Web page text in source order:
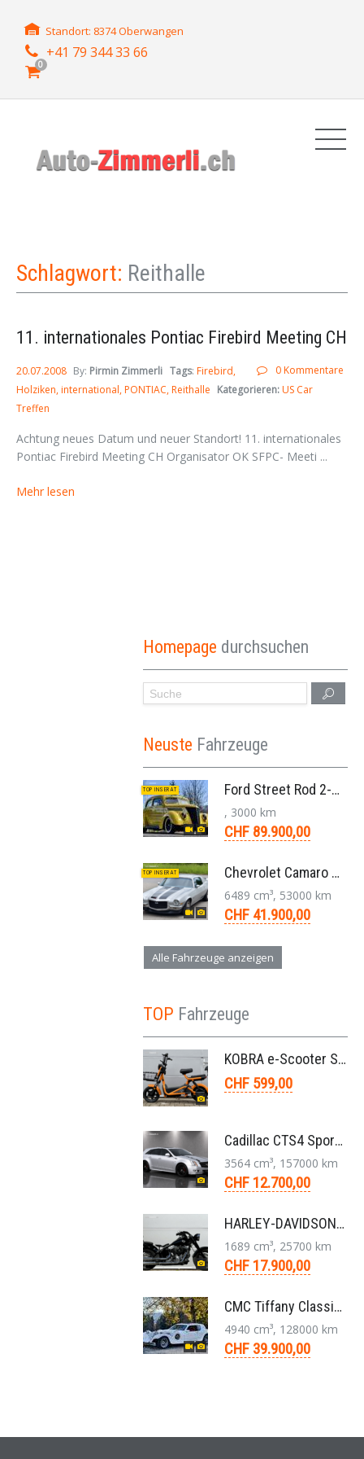
Standort: 8374 Oberwangen
+41 79 344 33 66
0
Schlagwort: Reithalle
11. internationales Pontiac Firebird Meeting CH
0 Kommentare
20.07.2008 By: Pirmin Zimmerli Tags: Firebird
Holziken international PONTIAC Reithalle Kategorieren:US Car
Treffen
Achtung neues Datum und neuer Standort! 11. internationales
Pontiac Firebird Meeting CH Organisator OK SFPC- Meeti ...
Mehr lesen
Homepage durchsuchen
Neuste Fahrzeuge
TOP INSERAT Ford Street Rod 2-Door V8 Aut. 1937
, 3000 km
CHF 89.900,00
TOP INSERAT Chevrolet Camaro SS 396 LS3 Coupe Aut. 1971
6489 cm³, 53000 km
CHF 41.900,00
Alle Fahrzeuge anzeigen
TOP Fahrzeuge
KOBRA e-Scooter SG G60 240 Watt
CHF 599,00
Cadillac CTS4 Sport Wagon 3.6 V6 LLT AWD Aut. 2012
3564 cm³, 157000 km
CHF 12.700,00
HARLEY-DAVIDSON FLS Softail Slim ABS Chopper 6-Gang 2013
1689 cm³, 25700 km
CHF 17.900,00
CMC Tiffany Classic Coupé Neoklassiker 5.0 V8 1991
4940 cm³, 128000 km
CHF 39.900,00